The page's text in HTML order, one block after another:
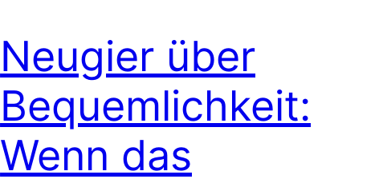
Neugier über
Bequemlichkeit:
Wenn das